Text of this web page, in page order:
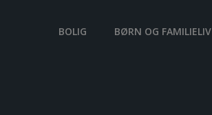
BOLIG BØRN OG FAMILIELIV